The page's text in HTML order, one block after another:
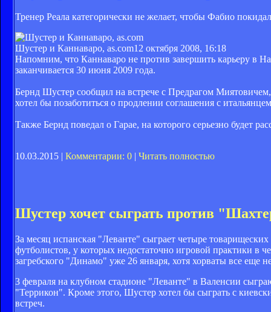
Тренер Реала категорически не желает, чтобы Фабио
Шустер и Каннаваро, as.com12 октября 2008, 16:18
Напомним, что Каннаваро не против завершить карьеру в
заканчивается 30 июня 2009 года.
Бернд Шустер сообщил на встрече с Предрагом
хотел бы позаботиться о продлении соглашения с
Также Бернд поведал о Гарае, на которого серьезно будет
10.03.2015 | Комментарии: 0 Читать полностью
Шустер хочет сыграть против
За месяц испанская "Леванте" сыграет четыре
футболистов, у которых недостаточно игровой практики
загребского "Динамо" уже 26 января, хотя хорваты все еще
3 февраля на клубном стадионе "Леванте" в Валенсии
"Террикон". Кроме этого, Шустер хотел бы сыграть с
встреч.